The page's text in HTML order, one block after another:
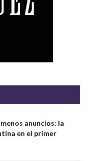
anuncios: la
en el primer